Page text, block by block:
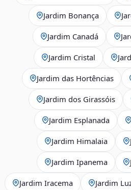
Jardim Bonança
Jardim Canadá
Jardim Cristal
Jardim das Hortências
Jardim dos Girassóis
Jardim Esplanada
Jardim Himalaia
Jardim Ipanema
Jardim Iracema Jardim